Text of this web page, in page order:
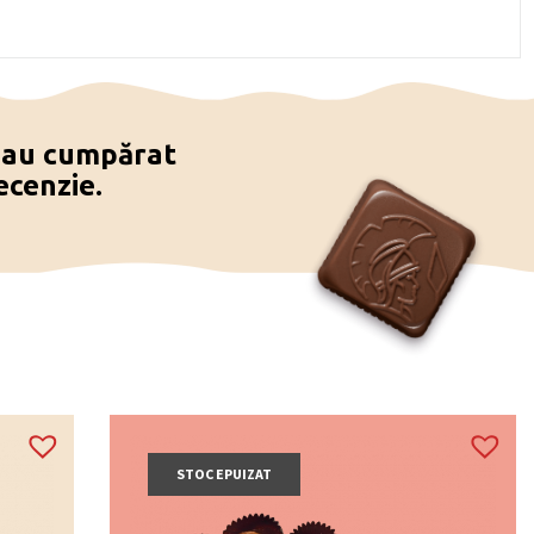
cumpărat
STOC EPUIZAT